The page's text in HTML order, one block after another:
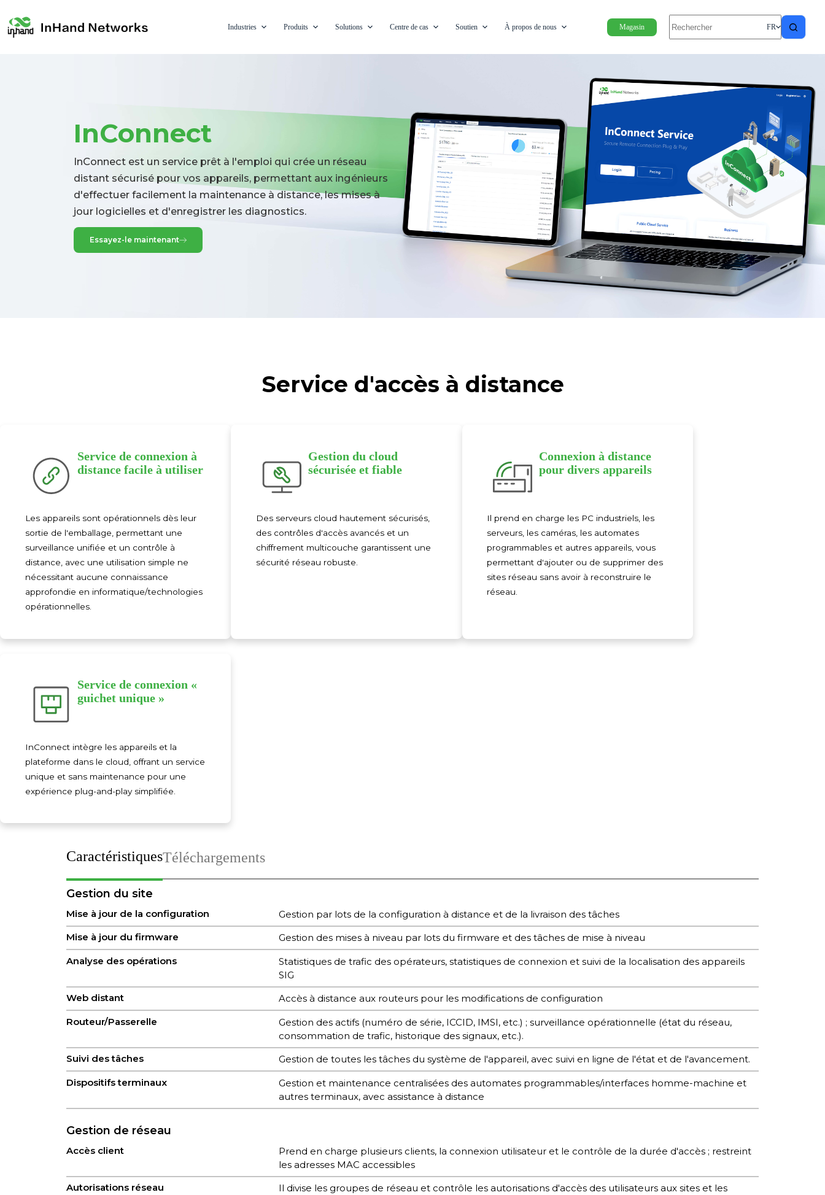
Industries Produits Solutions Centre de cas Soutien À propos de nous Magasin FR
InConnect
InConnect est un service prêt à l'emploi qui crée un réseau
distant sécurisé pour vos appareils, permettant aux ingénieurs
d'effectuer facilement la maintenance à distance, les mises à
jour logicielles et d'enregistrer les diagnostics.
Essayez-le maintenant
Service d'accès à distance
Service de connexion à
distance facile à utiliser
Les appareils sont opérationnels dès leur
sortie de l'emballage, permettant une
surveillance unifiée et un contrôle à
distance, avec une utilisation simple ne
nécessitant aucune connaissance
approfondie en informatique/technologies
opérationnelles.
Gestion du cloud
sécurisée et fiable
Des serveurs cloud hautement sécurisés,
des contrôles d'accès avancés et un
chiffrement multicouche garantissent une
sécurité réseau robuste.
Connexion à distance
pour divers appareils
Il prend en charge les PC industriels, les
serveurs, les caméras, les automates
programmables et autres appareils, vous
permettant d'ajouter ou de supprimer des
sites réseau sans avoir à reconstruire le
réseau.
Service de connexion «
guichet unique »
InConnect intègre les appareils et la
plateforme dans le cloud, offrant un service
unique et sans maintenance pour une
expérience plug-and-play simplifiée.
CaractéristiquesTéléchargements
Gestion du site
Mise à jour de la configuration
Gestion par lots de la configuration à distance et de la livraison des tâches
Mise à jour du firmware
Gestion des mises à niveau par lots du firmware et des tâches de mise à niveau
Analyse des opérations
Statistiques de trafic des opérateurs, statistiques de connexion et suivi de la localisation des appareils
SIG
Web distant
Accès à distance aux routeurs pour les modifications de configuration
Routeur/Passerelle
Gestion des actifs (numéro de série, ICCID, IMSI, etc.) ; surveillance opérationnelle (état du réseau,
consommation de trafic, historique des signaux, etc.).
Suivi des tâches
Gestion de toutes les tâches du système de l'appareil, avec suivi en ligne de l'état et de l'avancement.
Dispositifs terminaux
Gestion et maintenance centralisées des automates programmables/interfaces homme-machine et
autres terminaux, avec assistance à distance
Gestion de réseau
Accès client
Prend en charge plusieurs clients, la connexion utilisateur et le contrôle de la durée d'accès ; restreint
les adresses MAC accessibles
Autorisations réseau
Il divise les groupes de réseau et contrôle les autorisations d'accès des utilisateurs aux sites et les